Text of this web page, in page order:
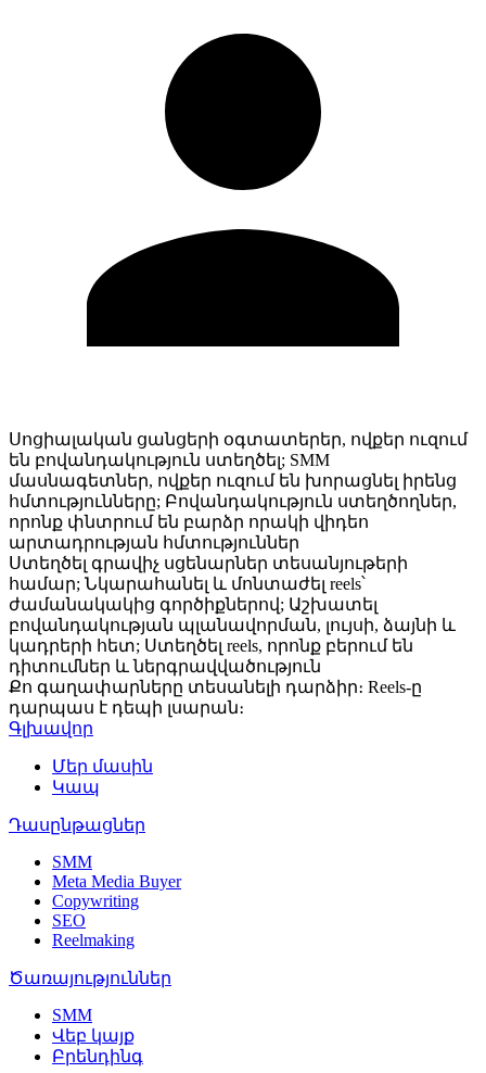
Սոցիալական ցանցերի օգտատերեր, ովքեր ուզում
են բովանդակություն ստեղծել; SMM
մասնագետներ, ովքեր ուզում են խորացնել իրենց
հմտությունները; Բովանդակություն ստեղծողներ,
որոնք փնտրում են բարձր որակի վիդեո
արտադրության հմտություններ
Ստեղծել գրավիչ սցենարներ տեսանյութերի
համար; Նկարահանել և մոնտաժել reels՝
ժամանակակից գործիքներով; Աշխատել
բովանդակության պլանավորման, լույսի, ձայնի և
կադրերի հետ; Ստեղծել reels, որոնք բերում են
դիտումներ և ներգրավվածություն
Քո գաղափարները տեսանելի դարձիր։ Reels-ը
դարպաս է դեպի լսարան։
Գլխավոր
Մեր մասին
Կապ
Դասընթացներ
SMM
Meta Media Buyer
Copywriting
SEO
Reelmaking
Ծառայություններ
SMM
Վեբ կայք
Բրենդինգ